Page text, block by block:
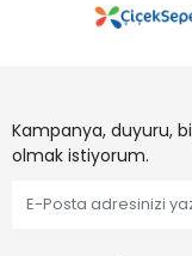
Kampanya, duyuru,
olmak istiyorum.